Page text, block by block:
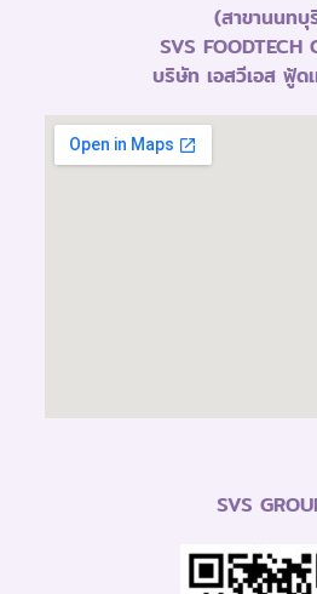
(สาขานนทบุ
SVS FOODTECH
บริษัท เอสวีเอส ฟู้ด
SVS